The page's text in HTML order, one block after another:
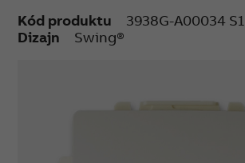
Kód produktu
3938G-A00034 S1
Dizajn
Swing®